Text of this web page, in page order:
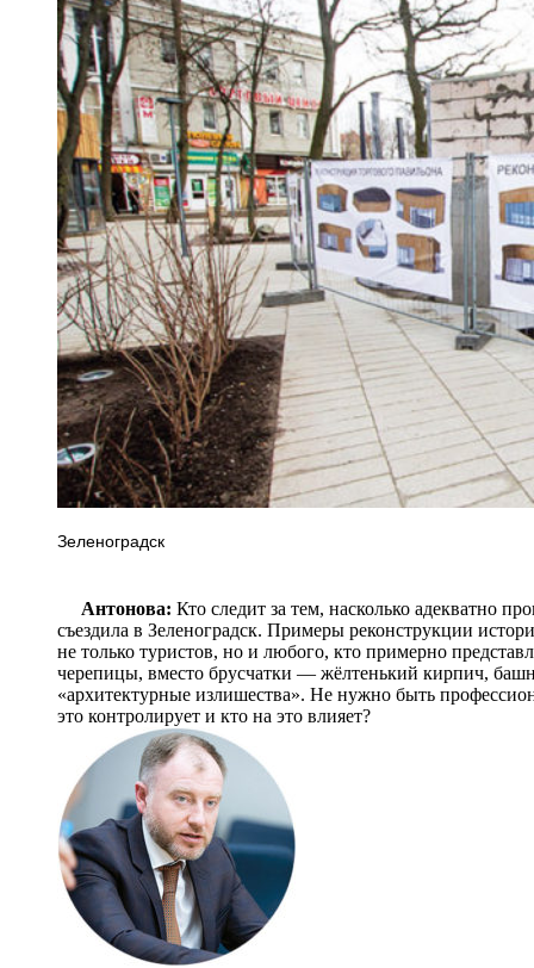
Зеленоградск
Антонова: Кто следит за тем, насколько адекватно
съездила в Зеленоградск. Примеры реконструкции
не только туристов, но и любого, кто примерно
черепицы, вместо брусчатки — жёлтенький кирпич,
«архитектурные излишества». Не нужно быть
это контролирует и кто на это влияет?